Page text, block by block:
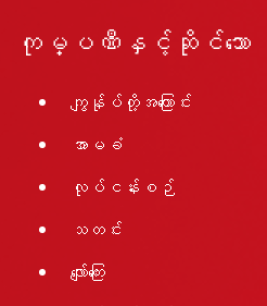
ကုမ္ပဏီနှင့်ဆိုင်သော
ကျွန်ုပ်တို့အကြောင်း
အာမခံ
လုပ်ငန်းစဉ်
သတင်း
လျော်ကြေး